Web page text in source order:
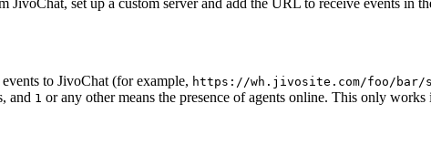
JivoChat, set up a custom server and add the URL to receive events in
to JivoChat (for example, https://wh.jivosite.com/foo/bar/
and 1 or any other means the presence of agents online. This only